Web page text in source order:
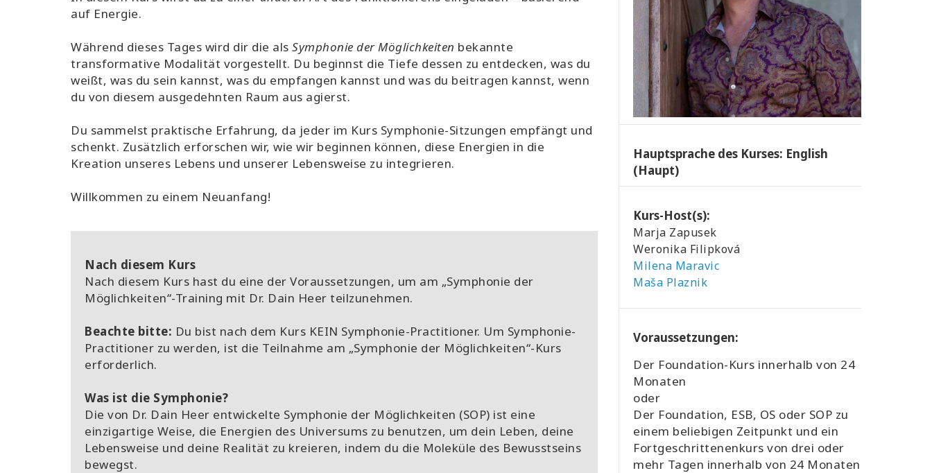
auf Energie.
Während dieses Tages wird dir die als Symphonie der Möglichkeiten bekannte
transformative Modalität vorgestellt. Du beginnst die Tiefe dessen zu entdecken, was du
weißt, was du sein kannst, was du empfangen kannst und was du beitragen kannst, wenn
du von diesem ausgedehnten Raum aus agierst.
Du sammelst praktische Erfahrung, da jeder im Kurs Symphonie-Sitzungen empfängt und
schenkt. Zusätzlich erforschen wir, wie wir beginnen können, diese Energien in die
Kreation unseres Lebens und unserer Lebensweise zu integrieren.
Willkommen zu einem Neuanfang!
Nach diesem Kurs
Nach diesem Kurs hast du eine der Voraussetzungen, um am „Symphonie der
Möglichkeiten“-Training mit Dr. Dain Heer teilzunehmen.
Beachte bitte: Du bist nach dem Kurs KEIN Symphonie-Practitioner. Um Symphonie-
Practitioner zu werden, ist die Teilnahme am „Symphonie der Möglichkeiten“-Kurs
erforderlich.
Was ist die Symphonie?
Die von Dr. Dain Heer entwickelte Symphonie der Möglichkeiten (SOP) ist eine
einzigartige Weise, die Energien des Universums zu benutzen, um dein Leben, deine
Lebensweise und deine Realität zu kreieren, indem du die Moleküle des Bewusstseins
bewegst.
Hauptsprache des Kurses: English
(Haupt)
Kurs-Host(s):
Marja Zapusek
Weronika Filipková
Milena Maravic
Maša Plaznik
Voraussetzungen:
Der Foundation-Kurs innerhalb von 24
Monaten
oder
Der Foundation, ESB, OS oder SOP zu
einem beliebigen Zeitpunkt und ein
Fortgeschrittenenkurs von drei oder
mehr Tagen innerhalb von 24 Monaten